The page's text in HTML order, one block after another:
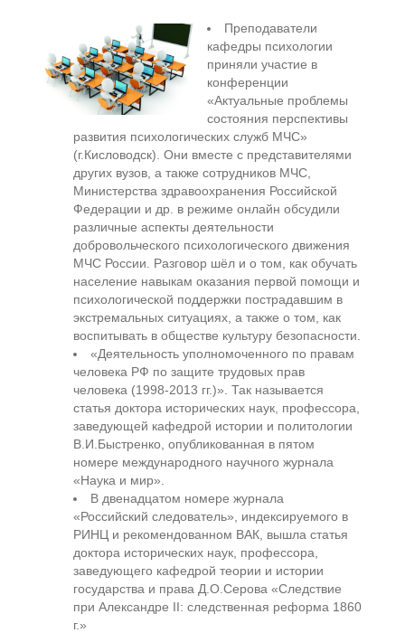
Преподаватели
кафедры психологии
приняли участие в
конференции
«Актуальные проблемы
состояния перспективы
развития психологических служб МЧС»
(г.Кисловодск). Они вместе с представителями
других вузов, а также сотрудников МЧС,
Министерства здравоохранения Российской
Федерации и др. в режиме онлайн обсудили
различные аспекты деятельности
добровольческого психологического движения
МЧС России. Разговор шёл и о том, как обучать
население навыкам оказания первой помощи и
психологической поддержки пострадавшим в
экстремальных ситуациях, а также о том, как
воспитывать в обществе культуру безопасности.
«Деятельность уполномоченного по правам
человека РФ по защите трудовых прав
человека (1998-2013 гг.)». Так называется
статья доктора исторических наук, профессора,
заведующей кафедрой истории и политологии
В.И.Быстренко, опубликованная в пятом
номере международного научного журнала
«Наука и мир».
В двенадцатом номере журнала
«Российский следователь», индексируемого в
РИНЦ и рекомендованном ВАК, вышла статья
доктора исторических наук, профессора,
заведующего кафедрой теории и истории
государства и права Д.О.Серова «Следствие
при Александре II: следственная реформа 1860
г.»